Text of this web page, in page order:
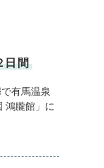
日間
有馬温泉
鴻朧館」に